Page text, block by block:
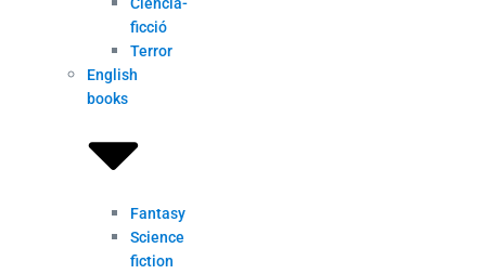
ficció
Terror
English
books
Fantasy
Science
fiction